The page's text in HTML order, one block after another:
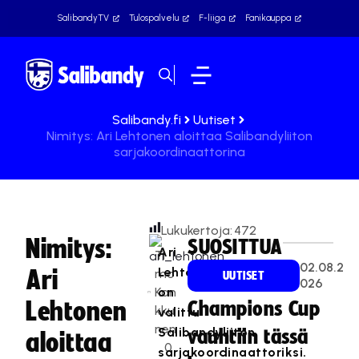
SalibandyTV Tulospalvelu F-liiga Fanikauppa
Salibandy.fi
Uutiset
Nimitys: Ari Lehtonen aloittaa Salibandyliiton
sarjakoordinaattorina
Nimitys:
Ari
Lehtonen
aloittaa
Ti
mo
Kan
kku
nen
0
Lukukertoja: 472
Ari
Lehtonen
on
valittu
Salibandyliiton
sarjakoordinaattoriksi.
SUOSITTUA
UUTISET
02.08.2
026
Champions Cup
vauhtiin tässä